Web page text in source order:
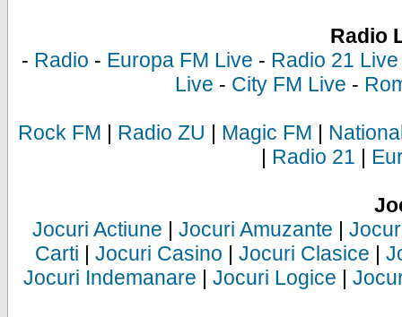
Radio
- Radio - Europa FM Live - Radio 21 Live
Live - City FM Live -
Rock FM | Radio ZU | Magic FM |
| Radio 21 |
Jocuri Actiune | Jocuri Amuzante |
Carti | Jocuri Casino | Jocuri Clasice |
Jocuri Indemanare | Jocuri Logice |